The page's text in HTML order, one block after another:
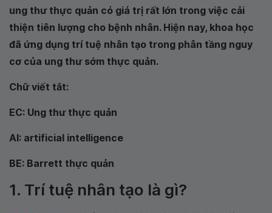
ung thư thực quản có giá trị rất lớn trong việc cải
thiện tiên lượng cho bệnh nhân. Hiện nay, khoa học
đã ứng dụng trí tuệ nhân tạo trong phân tầng nguy
cơ của ung thư sớm thực quản.
Chữ viết tắt:
EC: Ung thư thực quản
AI: artificial intelligence
BE: Barrett thực quản
1. Trí tuệ nhân tạo là gì?